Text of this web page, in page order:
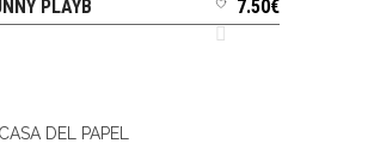
AJOUTER AU PANIER
PLAYB 7.50€